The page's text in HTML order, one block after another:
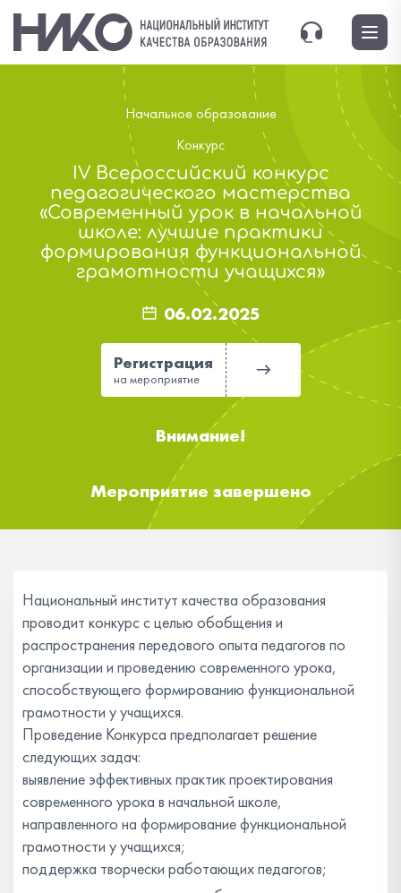
Начальное образование
Конкурс
IV Всероссийский конкурс
педагогического мастерства
«Современный урок в начальной
школе: лучшие практики
формирования функциональной
грамотности учащихся»
06.02.2025
Регистрация
на мероприятие
Внимание!
Мероприятие завершено
Национальный институт качества образования
проводит конкурс с целью обобщения и
распространения передового опыта педагогов по
организации и проведению современного урока,
способствующего формированию функциональной
грамотности у учащихся.
Проведение Конкурса предполагает решение
следующих задач:
выявление эффективных практик проектирования
современного урока в начальной школе,
направленного на формирование функциональной
грамотности у учащихся;
поддержка творчески работающих педагогов;